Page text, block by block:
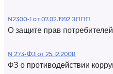
N2300-1 от 07.02.1992 ЗППП
О защите прав потребителей
N 273-ФЗ от 25.12.2008
ФЗ о противодействии